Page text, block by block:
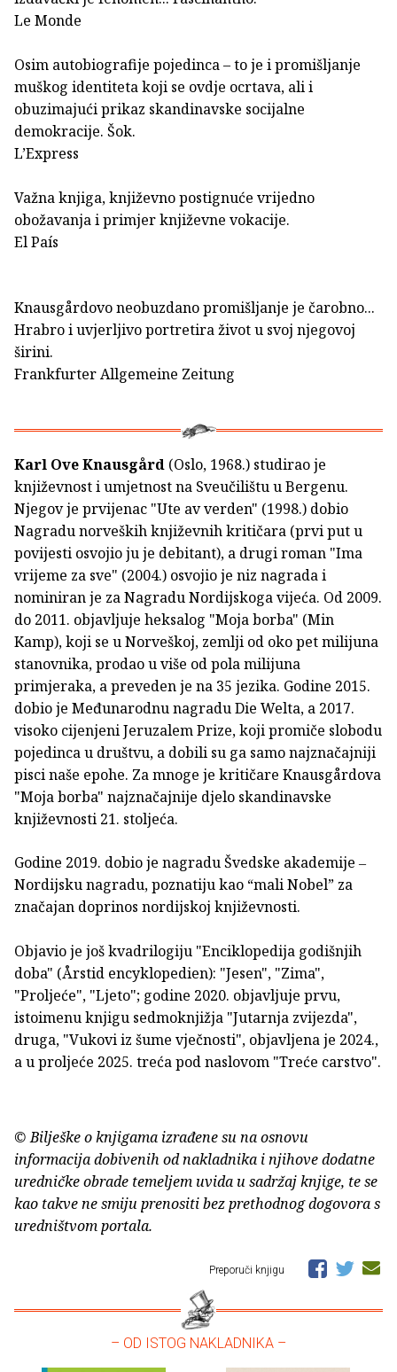
Le Monde
Osim autobiografije pojedinca – to je i promišljanje
muškog identiteta koji se ovdje ocrtava, ali i
obuzimajući prikaz skandinavske socijalne
demokracije. Šok.
L’Express
Važna knjiga, književno postignuće vrijedno
obožavanja i primjer književne vokacije.
El País
Knausgårdovo neobuzdano promišljanje je čarobno...
Hrabro i uvjerljivo portretira život u svoj njegovoj
širini.
Frankfurter Allgemeine Zeitung
Karl Ove Knausgård (Oslo, 1968.) studirao je
književnost i umjetnost na Sveučilištu u Bergenu.
Njegov je prvijenac "Ute av verden" (1998.) dobio
Nagradu norveških književnih kritičara (prvi put u
povijesti osvojio ju je debitant), a drugi roman "Ima
vrijeme za sve" (2004.) osvojio je niz nagrada i
nominiran je za Nagradu Nordijskoga vijeća. Od 2009.
do 2011. objavljuje heksalog "Moja borba" (Min
Kamp), koji se u Norveškoj, zemlji od oko pet milijuna
stanovnika, prodao u više od pola milijuna
primjeraka, a preveden je na 35 jezika. Godine 2015.
dobio je Međunarodnu nagradu Die Welta, a 2017.
visoko cijenjeni Jeruzalem Prize, koji promiče slobodu
pojedinca u društvu, a dobili su ga samo najznačajniji
pisci naše epohe. Za mnoge je kritičare Knausgårdova
"Moja borba" najznačajnije djelo skandinavske
književnosti 21. stoljeća.
Godine 2019. dobio je nagradu Švedske akademije ‒
Nordijsku nagradu, poznatiju kao “mali Nobel” za
značajan doprinos nordijskoj književnosti.
Objavio je još kvadrilogiju "Enciklopedija godišnjih
doba" (Årstid encyklopedien): "Jesen", "Zima",
"Proljeće", "Ljeto"; godine 2020. objavljuje prvu,
istoimenu knjigu sedmoknjižja "Jutarnja zvijezda",
druga, "Vukovi iz šume vječnosti", objavljena je 2024.,
a u proljeće 2025. treća pod naslovom "Treće carstvo".
© Bilješke o knjigama izrađene su na osnovu
informacija dobivenih od nakladnika i njihove dodatne
uredničke obrade temeljem uvida u sadržaj knjige, te se
kao takve ne smiju prenositi bez prethodnog dogovora s
uredništvom portala.
Preporuči knjigu
– OD ISTOG NAKLADNIKA –